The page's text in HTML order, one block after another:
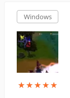
Windows
★★★★★
★★★★★